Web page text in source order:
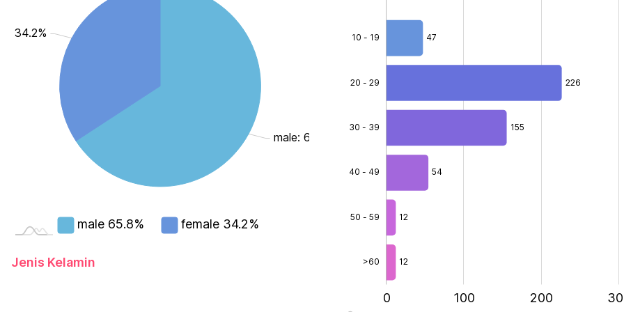
male: 65.8%
34.2%
male 65.8% female 34.2%
Jenis Kelamin
47
226
155
54
12
12
40 - 49
10 - 19
20 - 29
30 - 39
40 - 49
50 - 59
>60
-200
-100
0 100 200
400